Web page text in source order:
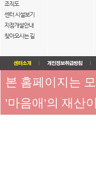
조직도
센터 시설보기
지점개설안내
찾아오시는 길
본 홈페이지는
'마음애'의 재산